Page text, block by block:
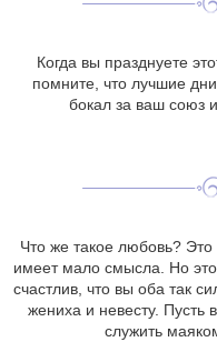
Когда вы празднуете
помните, что лучшие
бокал за ваш союз
Что же такое любовь? Это
имеет мало смысла. Но
счастлив, что вы оба так
жениха и невесту. Пусть
служить